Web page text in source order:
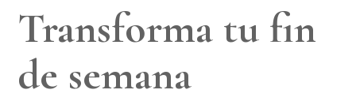
Transforma tu fin
de semana